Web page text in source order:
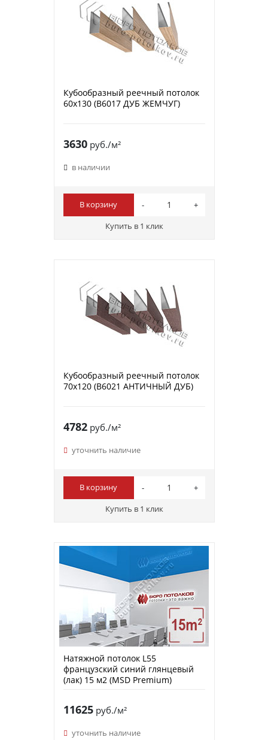
Кубообразный реечный потолок
60х130 (B6017 ДУБ ЖЕМЧУГ)
3630руб./м²
в наличии
В корзину
Купить в 1 клик
Кубообразный реечный потолок
70х120 (B6021 АНТИЧНЫЙ ДУБ)
4782руб./м²
уточнить наличие
В корзину
Купить в 1 клик
Натяжной потолок L55
французский синий глянцевый
(лак) 15 м2 (MSD Premium)
11625руб./м²
уточнить наличие